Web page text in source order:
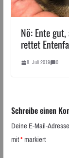
Nö: Ente
rettet
8. Juli 2019 0
Schreibe einen
Deine E-Mail-
mit*markiert